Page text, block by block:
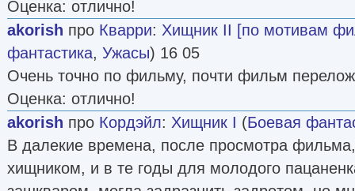
Оценка: отлично!
akorish про Кварри: Хищник II [по мотивам
фантастика, Ужасы) 16 05
Очень точно по фильму, почти фильм
Оценка: отлично!
akorish про Кордэйл: Хищник I (Боевая
В далекие времена, после просмотра
хищником, и в те годы для молодого